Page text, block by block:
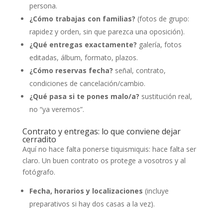
persona.
¿Cómo trabajas con familias? (fotos de grupo:
rapidez y orden, sin que parezca una oposición).
¿Qué entregas exactamente? galería, fotos
editadas, álbum, formato, plazos.
¿Cómo reservas fecha? señal, contrato,
condiciones de cancelación/cambio.
¿Qué pasa si te pones malo/a? sustitución real,
no “ya veremos”.
Contrato y entregas: lo que conviene dejar
cerradito
Aquí no hace falta ponerse tiquismiquis: hace falta ser
claro. Un buen contrato os protege a vosotros y al
fotógrafo.
Fecha, horarios y localizaciones (incluye
preparativos si hay dos casas a la vez).